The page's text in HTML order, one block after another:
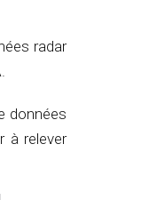
radar
données
à relever